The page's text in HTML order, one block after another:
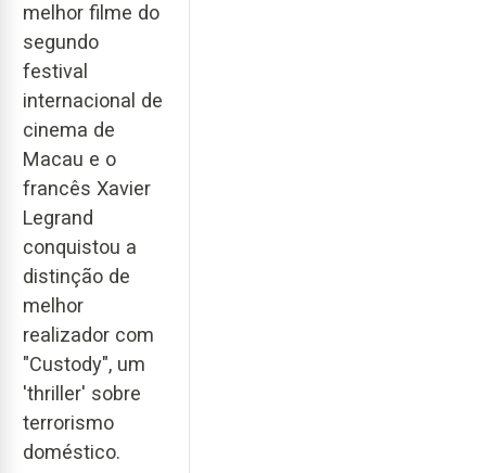
melhor filme do
segundo
festival
internacional de
cinema de
Macau e o
francês Xavier
Legrand
conquistou a
distinção de
melhor
realizador com
"Custody", um
'thriller' sobre
terrorismo
doméstico.